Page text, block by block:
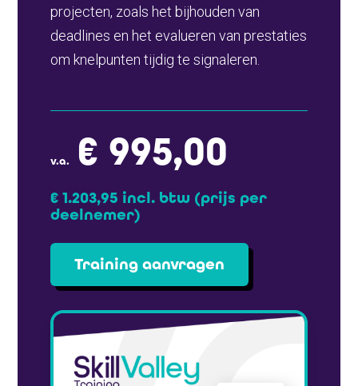
projecten, zoals het bijhouden van
deadlines en het evalueren van prestaties
om knelpunten tijdig te signaleren.
v.a. € 995,00
€ 1.203,95 incl. btw (prijs per
deelnemer)
Training aanvragen